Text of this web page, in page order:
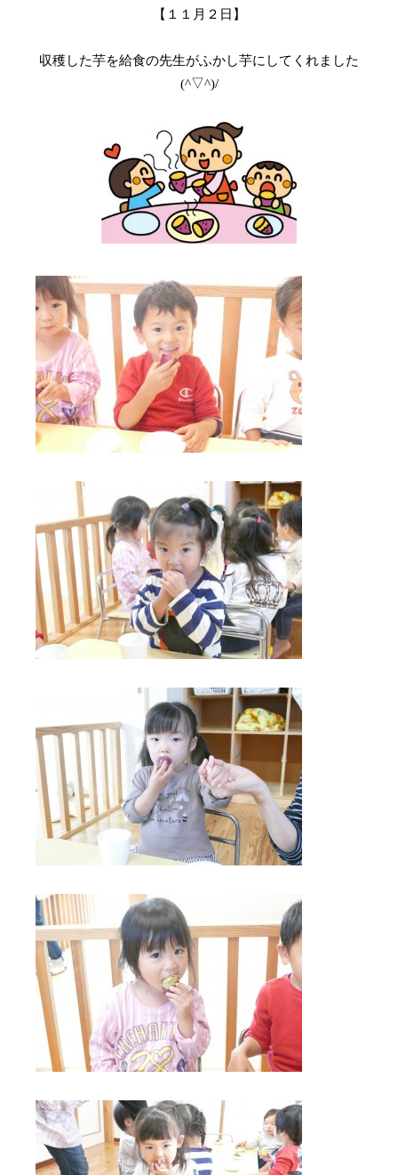
【１１月２日】
収穫した芋を給食の先生がふかし芋にしてくれました
(^▽^)/